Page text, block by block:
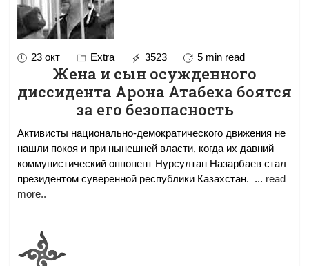
23 окт Extra 3523 5 min read
Жена и сын осужденного
диссидента Арона Атабека боятся
за его безопасность
Активисты национально-демократического движения не
нашли покоя и при нынешней власти, когда их давний
коммунистический оппонент Нурсултан Назарбаев стал
президентом суверенной республики Казахстан. ... read
more..